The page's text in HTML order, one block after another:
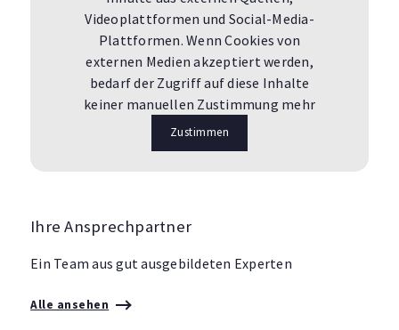
Videoplattformen und Social-Media-
Plattformen. Wenn Cookies von
externen Medien akzeptiert werden,
bedarf der Zugriff auf diese Inhalte
keiner manuellen Zustimmung mehr
Zustimmen
Ihre Ansprechpartner
Ein Team aus gut ausgebildeten Experten
Alle ansehen